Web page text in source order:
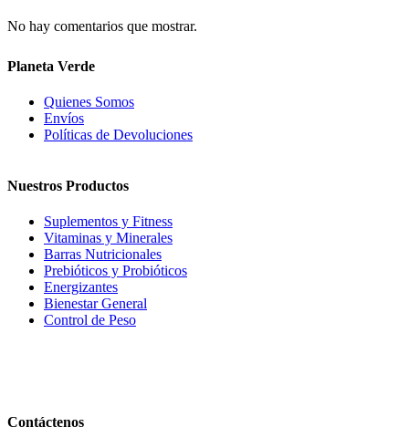
No hay comentarios que mostrar.
Planeta Verde
Quienes Somos
Envíos
Políticas de Devoluciones
Nuestros Productos
Suplementos y Fitness
Vitaminas y Minerales
Barras Nutricionales
Prebióticos y Probióticos
Energizantes
Bienestar General
Control de Peso
Contáctenos